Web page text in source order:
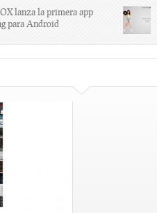
lanza la primera app
para Android
3000, el nuevo
Effects, aprende a
a tus voces.